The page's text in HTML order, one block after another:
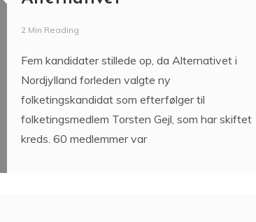
2 Min Reading
Fem kandidater stillede op, da Alternativet i
Nordjylland forleden valgte ny
folketingskandidat som efterfølger til
folketingsmedlem Torsten Gejl, som har skiftet
kreds. 60 medlemmer var